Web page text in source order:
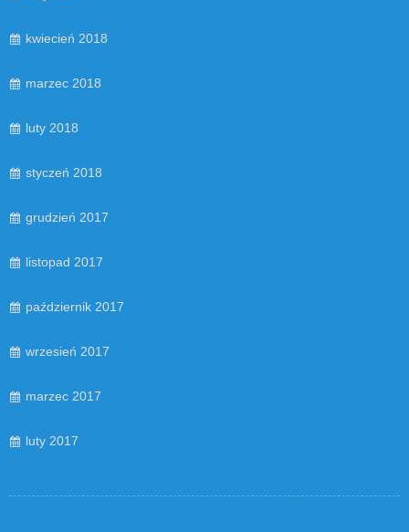
kwiecień 2018
marzec 2018
luty 2018
styczeń 2018
grudzień 2017
listopad 2017
październik 2017
wrzesień 2017
marzec 2017
luty 2017